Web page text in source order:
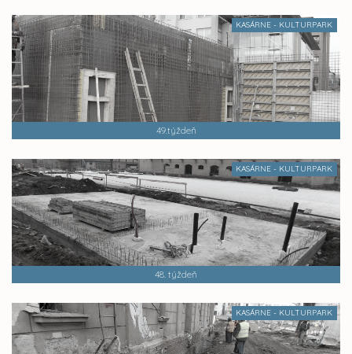
KASÁRNE - KULTURPARK
49.týždeň
KASÁRNE - KULTURPARK
48. týždeň
KASÁRNE - KULTURPARK